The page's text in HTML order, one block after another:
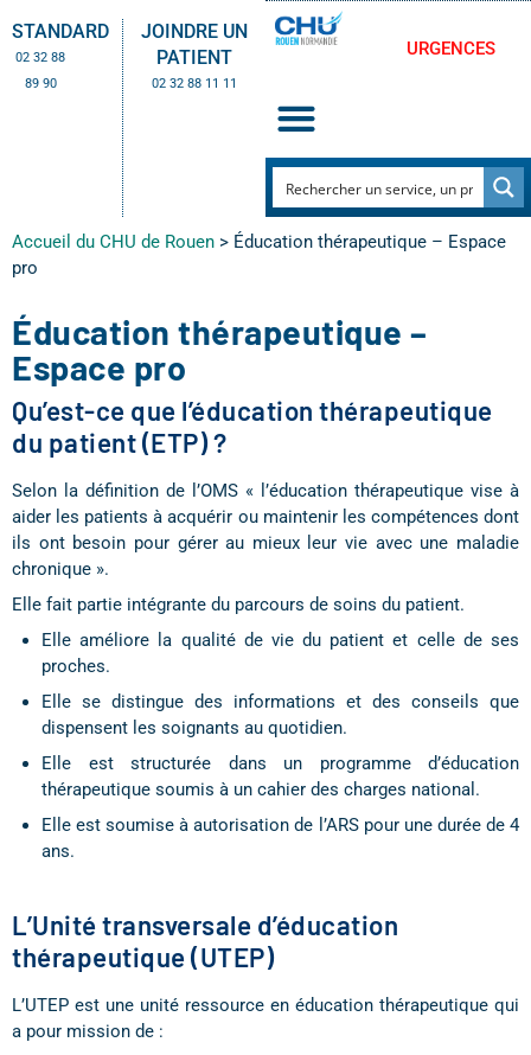
STANDARD
02 32 88
89 90
JOINDRE UN
PATIENT
02 32 88 11 11
URGENCES
Accueil du CHU de Rouen > Éducation thérapeutique – Espace
pro
Éducation thérapeutique –
Espace pro
Qu’est-ce que l’éducation thérapeutique
du patient (ETP) ?
Selon la définition de l’OMS « l’éducation thérapeutique vise à
aider les patients à acquérir ou maintenir les compétences dont
ils ont besoin pour gérer au mieux leur vie avec une maladie
chronique ».
Elle fait partie intégrante du parcours de soins du patient.
Elle améliore la qualité de vie du patient et celle de ses
proches.
Elle se distingue des informations et des conseils que
dispensent les soignants au quotidien.
Elle est structurée dans un programme d’éducation
thérapeutique soumis à un cahier des charges national.
Elle est soumise à autorisation de l’ARS pour une durée de 4
ans.
L’Unité transversale d’éducation
thérapeutique (UTEP)
L’UTEP est une unité ressource en éducation thérapeutique qui
a pour mission de :